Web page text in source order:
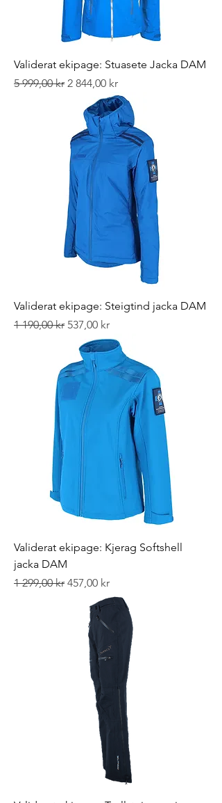
Validerat ekipage: Stuasete Jacka DAM
Ordinarie pris
5 999,00 kr Reapris
2 844,00 kr
Validerat ekipage: Steigtind jacka DAM
Ordinarie pris
1 190,00 kr Reapris
537,00 kr
Validerat ekipage: Kjerag Softshell
jacka DAM
Ordinarie pris
1 299,00 kr Reapris
457,00 kr